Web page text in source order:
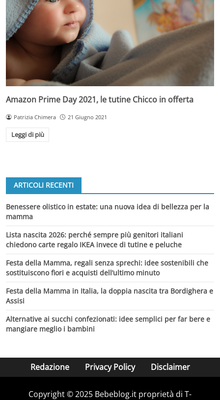
Amazon Prime Day 2021, le tutine Chicco in offerta
Patrizia Chimera 21 Giugno 2021
Leggi di più
ARTICOLI RECENTI
Benessere olistico in estate: una nuova idea di bellezza per la
mamma
Lista nascita 2026: perché sempre più genitori italiani
chiedono carte regalo IKEA invece di tutine e peluche
Festa della Mamma, regali senza sprechi: idee sostenibili che
sostituiscono fiori e acquisti dell’ultimo minuto
Festa della Mamma in Italia, la doppia nascita tra Bordighera e
Assisi
Alternative ai succhi confezionati: idee semplici per far bere e
mangiare meglio i bambini
Redazione Privacy Policy Disclaimer
Copyright © 2025 Bebeblog.it proprietà di T-